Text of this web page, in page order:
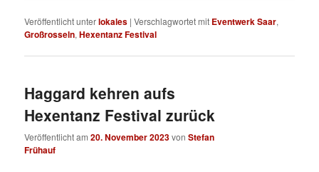
Veröffentlicht unterlokales |Verschlagwortet mit Eventwerk Saar,
Großrosseln,Hexentanz Festival
Haggard kehren aufs
Hexentanz Festival zurück
Veröffentlicht am20. November 2023vonStefan
Frühauf